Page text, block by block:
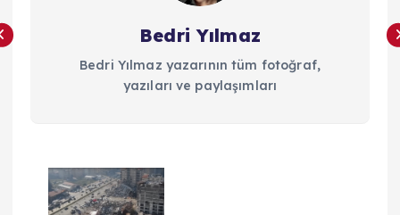
Bedri Yılmaz
Bedri Yılmaz yazarının tüm fotoğraf,
yazıları ve paylaşımları
Y